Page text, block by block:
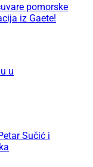
pomorske
iz Gaete!
u
Sučić i